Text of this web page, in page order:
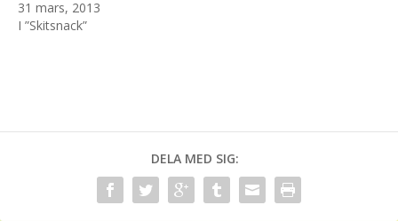
31 mars, 2013
I ”Skitsnack”
DELA MED SIG: